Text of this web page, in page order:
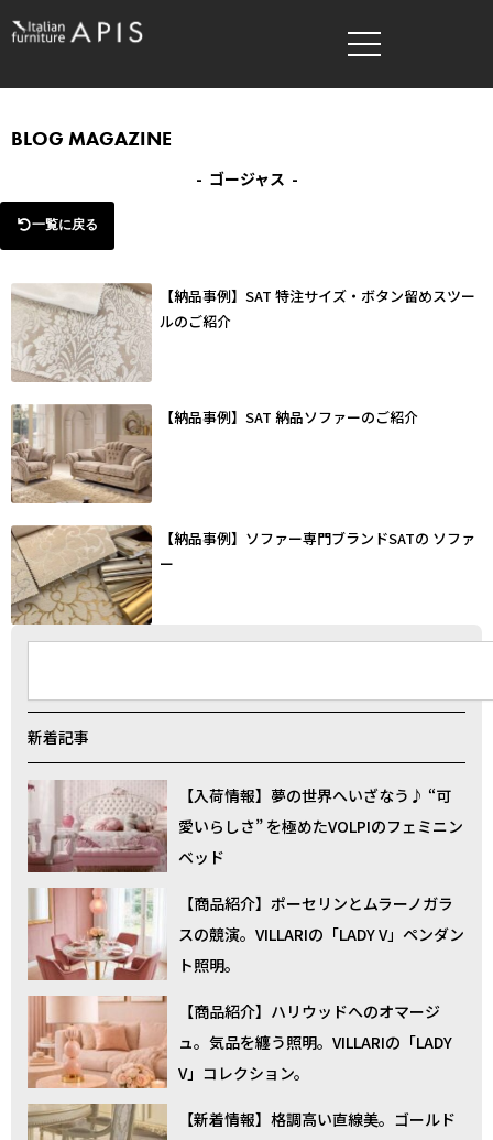
内
容
キ
プ
BLOG MAGAZINE
- ゴージャス -
一覧に戻る
【納品事例】SAT 特注サイズ・ボタン留めスツー
ルのご紹介
【納品事例】SAT 納品ソファーのご紹介
【納品事例】ソファー専門ブランドSATの ソファ
ー
新着記事
【入荷情報】夢の世界へいざなう♪ “可
愛いらしさ” を極めたVOLPIのフェミニン
ベッド
【商品紹介】ポーセリンとムラーノガラ
スの競演。VILLARIの「LADY V」ペンダン
ト照明。
【商品紹介】ハリウッドへのオマージ
ュ。気品を纏う照明。VILLARIの「LADY
V」コレクション。
【新着情報】格調高い直線美。ゴールド